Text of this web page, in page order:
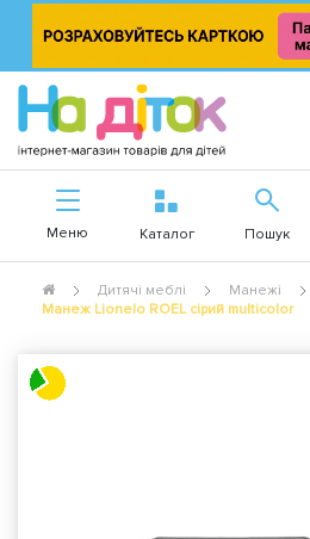
Меню Каталог Пошук
Дитячі меблі
Манежі
Манеж Lionelo ROEL сірий multicolor